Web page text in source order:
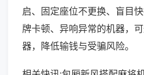
启、固定座位不更换、盲目
牌卡顿、异响异常的机器，
器，降低输钱与受骗风险。